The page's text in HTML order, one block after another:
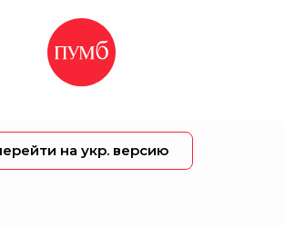
на укр. версию